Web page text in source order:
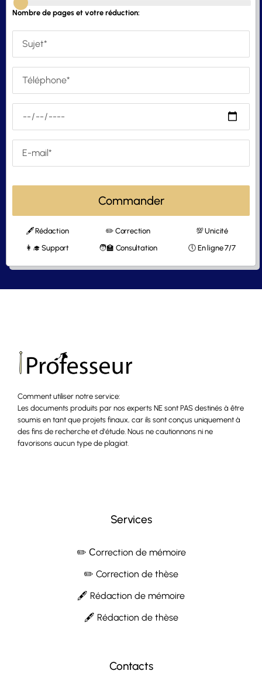
Nombre de pages et votre réduction:
Commander
🖋 Rédaction ✏️ Correction
💯 Unicité
👩‍🎓 Support
🧑‍🏫 Consultation 🕔 En ligne 7/7
Comment utiliser notre service:
Les documents produits par nos experts NE sont PAS destinés à être
soumis en tant que projets finaux, car ils sont conçus uniquement à
des fins de recherche et d'étude. Nous ne cautionnons ni ne
favorisons aucun type de plagiat.
Services
✏️ Сorrection de mémoire
✏️ Correction de thèse
🖋 Rédaction de mémoire
🖋 Rédaction de thèse
Contacts